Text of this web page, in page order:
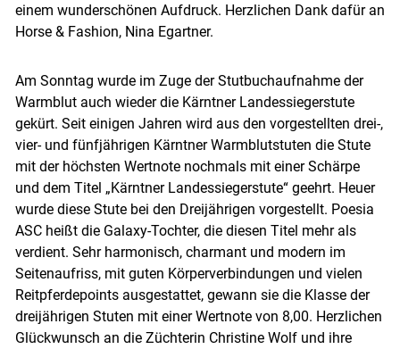
einem wunderschönen Aufdruck. Herzlichen Dank dafür an
Horse & Fashion, Nina Egartner.
Am Sonntag wurde im Zuge der Stutbuchaufnahme der
Warmblut auch wieder die Kärntner Landessiegerstute
gekürt. Seit einigen Jahren wird aus den vorgestellten drei-,
vier- und fünfjährigen Kärntner Warmblutstuten die Stute
mit der höchsten Wertnote nochmals mit einer Schärpe
und dem Titel „Kärntner Landessiegerstute“ geehrt. Heuer
wurde diese Stute bei den Dreijährigen vorgestellt. Poesia
ASC heißt die Galaxy-Tochter, die diesen Titel mehr als
verdient. Sehr harmonisch, charmant und modern im
Seitenaufriss, mit guten Körperverbindungen und vielen
Reitpferdepoints ausgestattet, gewann sie die Klasse der
dreijährigen Stuten mit einer Wertnote von 8,00. Herzlichen
Glückwunsch an die Züchterin Christine Wolf und ihre